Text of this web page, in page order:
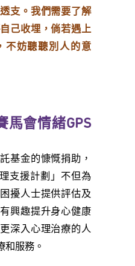
支。我們需要了解
己收埋，倘若遇上
不妨聽聽別人的意
馬會情緒GPS
基金的慷慨捐助，
支援計劃」不但為
擾人士提供評估及
興趣提升身心健康
深入心理治療的人
和服務。